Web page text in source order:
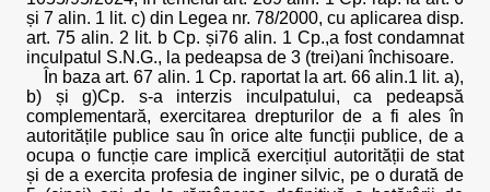
și 7 alin. 1 lit. c) din Legea nr. 78/2000, cu aplicarea disp.
art. 75 alin. 2 lit. b Cp. și76 alin. 1 Cp.,a fost condamnat
inculpatul S.N.G., la pedeapsa de 3 (trei)ani închisoare.
În baza art. 67 alin. 1 Cp. raportat la art. 66 alin.1 lit. a),
b) și g)Cp. s-a interzis inculpatului, ca pedeapsă
complementară, exercitarea drepturilor de a fi ales în
autoritățile publice sau în orice alte funcții publice, de a
ocupa o funcție care implică exercițiul autorității de stat
și de a exercita profesia de inginer silvic, pe o durată de